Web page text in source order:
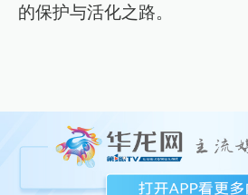
的保护与活化之路。